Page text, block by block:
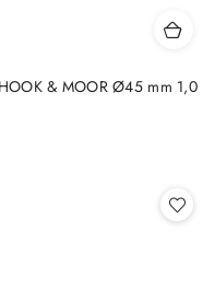
& MOOR Ø45 mm 1,0